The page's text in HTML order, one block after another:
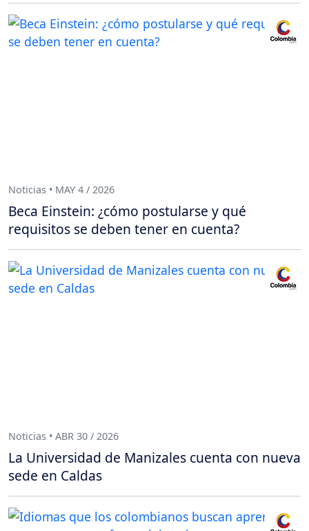
Noticias • MAY 4 / 2026
Beca Einstein: ¿cómo postularse y qué
requisitos se deben tener en cuenta?
Noticias • ABR 30 / 2026
La Universidad de Manizales cuenta con nueva
sede en Caldas